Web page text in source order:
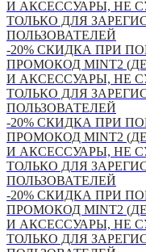
И АКСЕССУАРЫ, НЕ
ТОЛЬКО ДЛЯ
ПОЛЬЗОВАТЕЛЕЙ
-20% СКИДКА ПРИ
ПРОМОКОД MINT2
И АКСЕССУАРЫ, НЕ
ТОЛЬКО ДЛЯ
ПОЛЬЗОВАТЕЛЕЙ
-20% СКИДКА ПРИ
ПРОМОКОД MINT2
И АКСЕССУАРЫ, НЕ
ТОЛЬКО ДЛЯ
ПОЛЬЗОВАТЕЛЕЙ
-20% СКИДКА ПРИ
ПРОМОКОД MINT2
И АКСЕССУАРЫ, НЕ
ТОЛЬКО ДЛЯ